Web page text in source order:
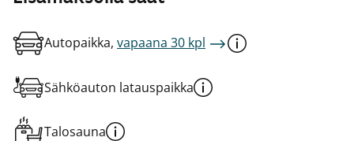
Autopaikka, vapaana 30 kpl
Sähköauton latauspaikka
Talosauna